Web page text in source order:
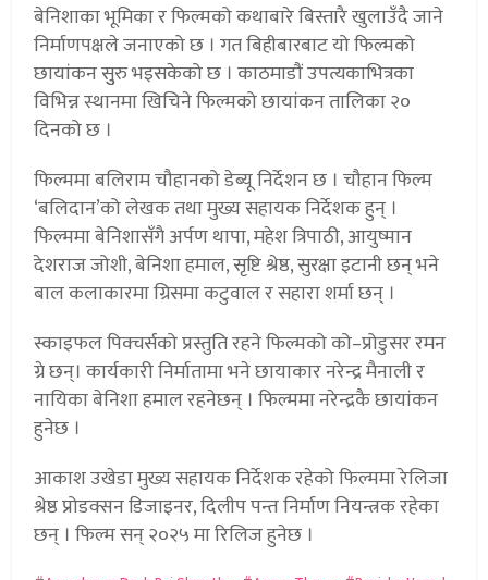
बेनिशाका भूमिका र फिल्मको कथाबारे बिस्तारै खुलाउँदै जाने
निर्माणपक्षले जनाएको छ । गत बिहीबारबाट यो फिल्मको
छायांकन सुुरु भइसकेको छ । काठमाडौं उपत्यकाभित्रका
विभिन्न स्थानमा खिचिने फिल्मको छायांकन तालिका २०
दिनको छ ।
फिल्ममा बलिराम चौहानको डेब्यू निर्देशन छ । चौहान फिल्म
‘बलिदान’को लेखक तथा मुख्य सहायक निर्देशक हुन् ।
फिल्ममा बेनिशासँगै अर्पण थापा, महेश त्रिपाठी, आयुष्मान
देशराज जोशी, बेनिशा हमाल, सृष्टि श्रेष्ठ, सुरक्षा इटानी छन् भने
बाल कलाकारमा ग्रिसमा कटुवाल र सहारा शर्मा छन् ।
स्काइफल पिक्चर्सको प्रस्तुति रहने फिल्मको को–प्रोडुसर रमन
ग्रे छन्। कार्यकारी निर्मातामा भने छायाकार नरेन्द्र मैनाली र
नायिका बेनिशा हमाल रहनेछन् । फिल्ममा नरेन्द्रकै छायांकन
हुनेछ ।
आकाश उखेडा मुख्य सहायक निर्देशक रहेको फिल्ममा रेलिजा
श्रेष्ठ प्रोडक्सन डिजाइनर, दिलीप पन्त निर्माण नियन्त्रक रहेका
छन् । फिल्म सन् २०२५ मा रिलिज हुनेछ ।